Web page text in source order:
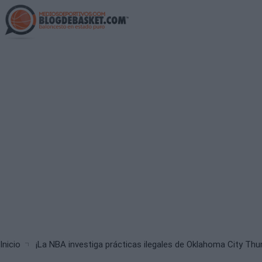
Skip
to
main
Breadcrumb
Inicio ¡La NBA investiga prácticas ilegales de Oklahoma City